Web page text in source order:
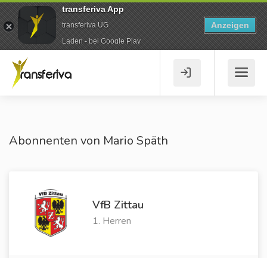
Abonnenten von Mario Späth
VfB Zittau
1. Herren
transferiva App
transferiva UG
Laden - bei Google Play
Anzeigen